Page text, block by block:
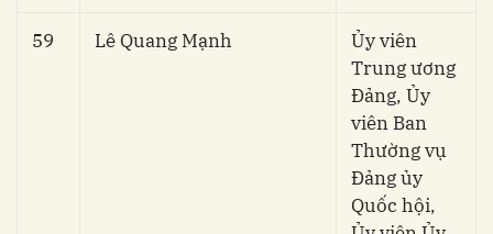
59 Lê Quang Mạnh
Ủy viên
Trung ương
Đảng, Ủy
viên Ban
Thường vụ
Đảng ủy
Quốc hội,